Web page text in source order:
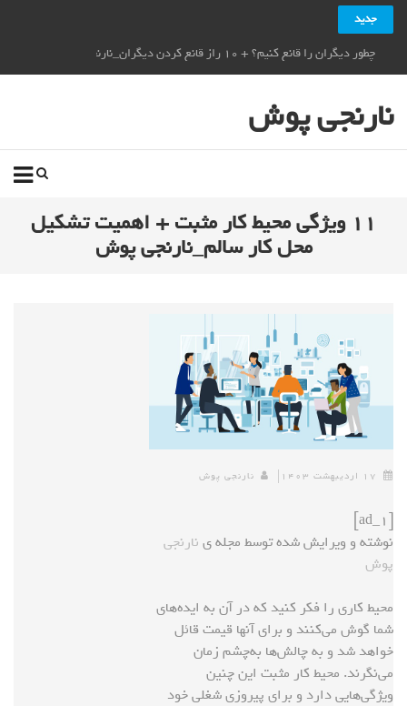
جدید
چطور دیگران را قانع کنیم؟ + ۱۰ راز قانع کردن دیگران_نارنجی پوش
نارنجی پوش
۱۱ ویژگی محیط کار مثبت + اهمیت تشکیل
محل کار سالم_نارنجی پوش
۱۷ اردیبهشت ۱۴۰۳ نارنجی پوش
[ad_1]
نوشته و ویرایش شده توسط مجله ی نارنجی
پوش
محیط کاری را فکر کنید که در آن به ایده‌های
شما گوش می‌کنند و برای آنها قیمت قائل
خواهد شد و به چالش‌ها به‌چشم زمان
می‌نگرند. محیط کار مثبت این چنین
ویژگی‌هایی دارد و برای پیروزی شغلی خود